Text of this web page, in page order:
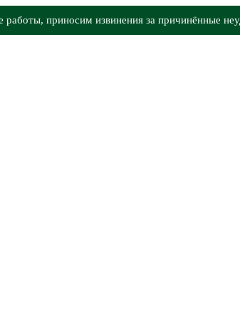
работы, приносим извинения за причинённые